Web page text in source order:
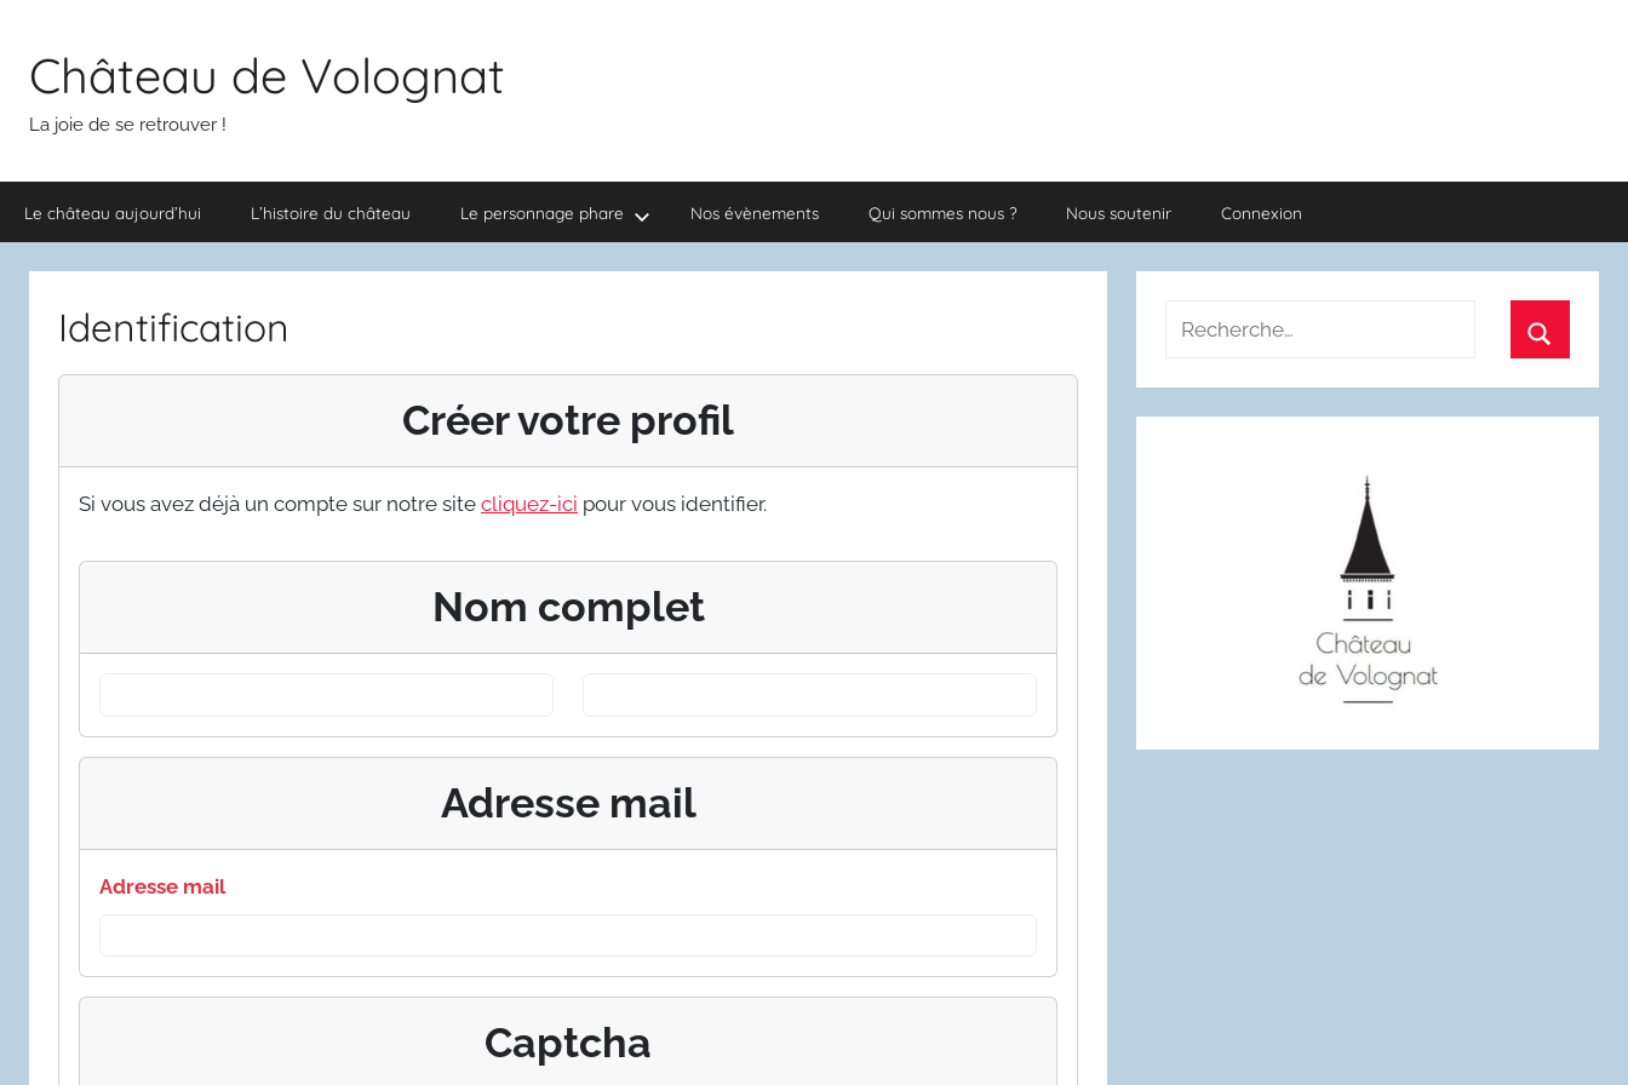
contenuChâteau de Volognat
La joie de se retrouver !
Le château aujourd’hui L’histoire du château Le personnage phare Nos évènements Qui sommes nous ? Nous soutenir Connexion
Identification
Créer votre profil
Si vous avez déjà un compte sur notre site cliquez-ici pour vous identifier.
Nom complet
Adresse mail
Adresse mail
Captcha
Recherche
: